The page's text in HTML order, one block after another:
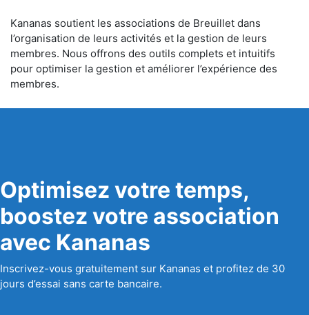
Kananas soutient les associations de Breuillet dans
l’organisation de leurs activités et la gestion de leurs
membres. Nous offrons des outils complets et intuitifs
pour optimiser la gestion et améliorer l’expérience des
membres.
Optimisez votre temps,
boostez votre association
avec Kananas
Inscrivez-vous gratuitement sur Kananas et profitez de 30
jours d’essai sans carte bancaire.